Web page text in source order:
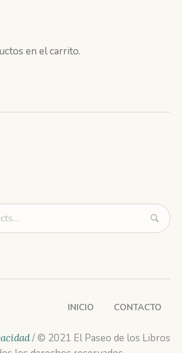
en el carrito.
INICIO CONTACTO
/ © 2021 El Paseo de los Libros